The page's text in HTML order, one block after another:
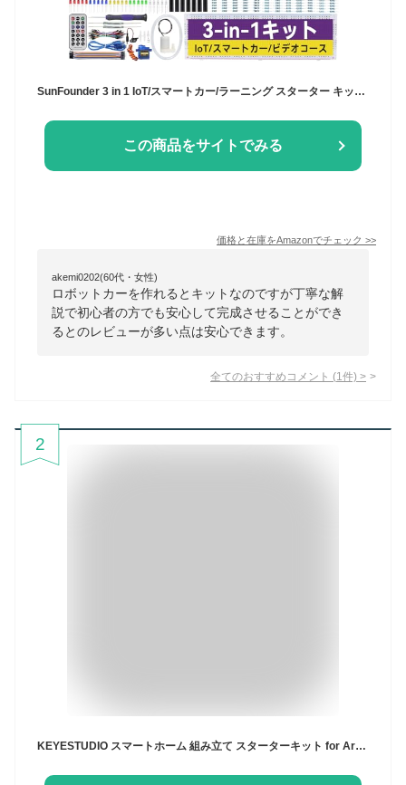
SunFounder 3 in 1 IoT/スマートカー/ラーニング スターター キット究極版 Arduino IDEとScratchに対応、日本語のオンラインチュートリアル、192アイテム、87プロジェクト、ESP8266とArduino UNOに対応可能なコントローラボード付き
この商品をサイトでみる
価格と在庫をAmazonでチェック >>
akemi0202(60代・女性)
ロボットカーを作れるとキットなのですが丁寧な解
説で初心者の方でも安心して完成させることができ
るとのレビューが多い点は安心できます。
全てのおすすめコメント (1 件) >
2
KEYESTUDIO スマートホーム 組み立て スターターキット for Arduino アルドゥイーノ アルデュイーノ アルディーノ キット セット 電子工作 プログラミング おもちゃ 知育玩具